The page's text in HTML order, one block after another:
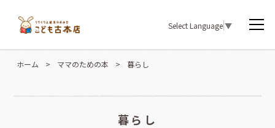
Select Language▼
ホーム > ママのための本 > 暮らし
暮らし